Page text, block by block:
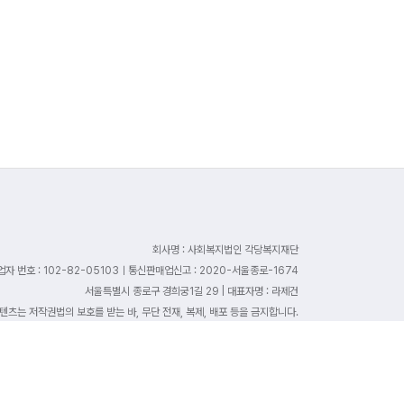
회사명 : 사회복지법인 각당복지재단
자 번호 : 102-82-05103ㅣ통신판매업신고 : 2020-서울종로-1674
서울특별시 종로구 경희궁1길 29 | 대표자명 : 라제건
츠는 저작권법의 보호를 받는 바, 무단 전재, 복제, 배포 등을 금지합니다.